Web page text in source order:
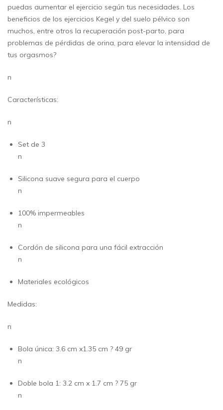
puedas aumentar el ejercicio según tus necesidades. Los
beneficios de los ejercicios Kegel y del suelo pélvico son
muchos, entre otros la recuperación post-parto, para
problemas de pérdidas de orina, para elevar la intensidad de
tus orgasmos?
n
Características:
n
Set de 3
n
Silicona suave segura para el cuerpo
n
100% impermeables
n
Cordón de silicona para una fácil extracción
n
Materiales ecológicos
Medidas:
n
Bola única: 3.6 cm x1.35 cm ? 49 gr
n
Doble bola 1: 3.2 cm x 1.7 cm ? 75 gr
n